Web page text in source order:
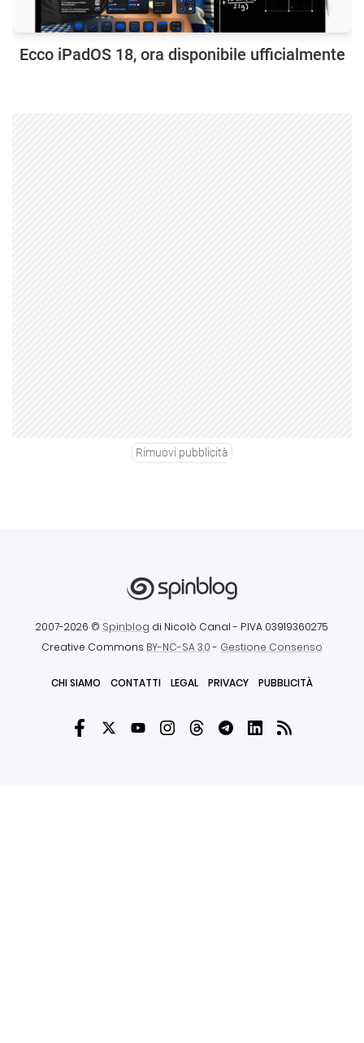
Ecco iPadOS 18, ora disponibile ufficialmente
Rimuovi pubblicità
2007-2026 © Spinblog di Nicolò Canal - P.IVA 03919360275
Creative Commons BY-NC-SA 3.0- Gestione Consenso
CHI SIAMO CONTATTI LEGAL PRIVACY PUBBLICITÀ